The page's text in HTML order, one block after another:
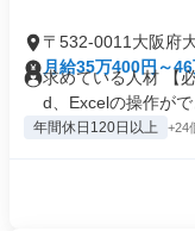
〒532-0011大阪府
月給35万400円～
求めている人材 【
d、Excelの操作がで
年間休日120日以上 +24